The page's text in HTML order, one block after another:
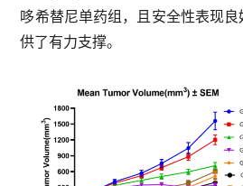
哆希替尼单药组，且安全性表现
供了有力支撑。